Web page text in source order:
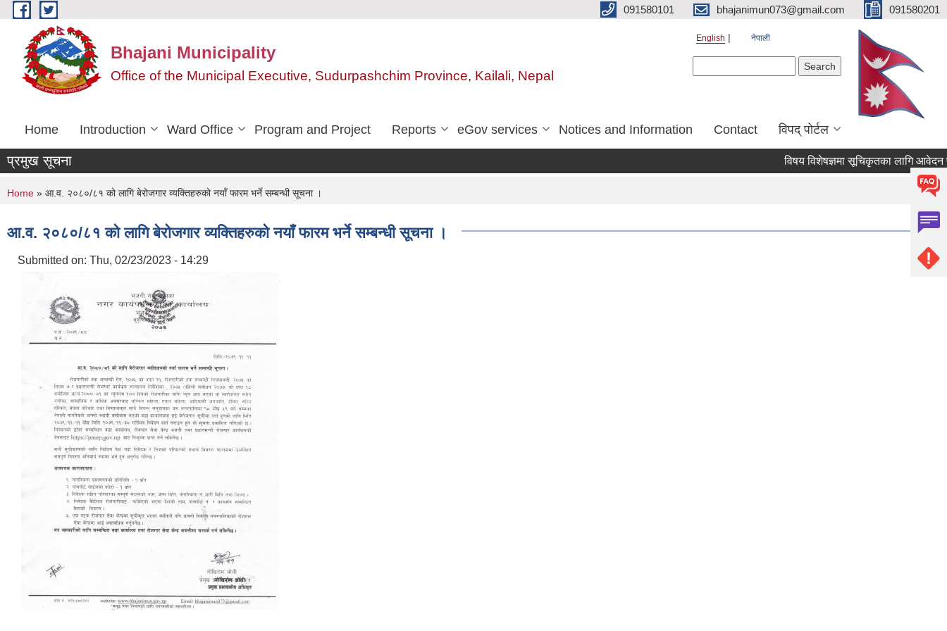
Skip to main content 091580101 bhajanimun073@gmail.com 091580201
Bhajani Municipality
Office of the Municipal Executive, Sudurpashchim Province, Kailali, Nepal
English नेपाली
Home Introduction Ward Office Program and Project Reports eGov services Notices and Information Contact विपद् पोर्टल
प्रमुख सूचना विषय विशेषज्ञमा सूचिकृतका लागि आवेदन
You are here
Home » आ.व. २०८०/८१ को लागि बेरोजगार व्यक्तिहरुको नयाँ फारम भर्ने सम्बन्धी सूचना ।
आ.व. २०८०/८१ को लागि बेरोजगार व्यक्तिहरुको नयाँ फारम भर्ने सम्बन्धी सूचना ।
Submitted on: Thu, 02/23/2023 - 14:29